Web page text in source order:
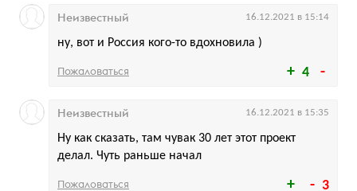
4
ну, вот и Россия кого-то вдохновила )
Неизвестный 16.12.2021 в 15:14
Пожаловаться
3
Ну как сказать, там чувак 30 лет этот проект
делал. Чуть раньше начал
Неизвестный 16.12.2021 в 15:35
Пожаловаться